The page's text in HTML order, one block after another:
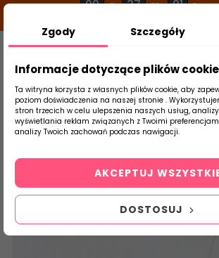
00 g 37 m 00 s
Strona Główna Salon /
Zgody Szczegóły
Informacje dotyczące plików
Ta witryna korzysta z własnych plików cookie, aby
poziom doświadczenia na naszej stronie .
stron trzecich w celu ulepszenia naszych usług,
wyświetlania reklam związanych z Twoimi
analizy Twoich zachowań podczas nawigacji.
DOSTOSUJ
AKCEPTUJ